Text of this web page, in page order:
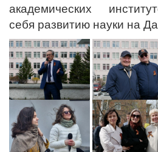
академических
себя развитию науки на